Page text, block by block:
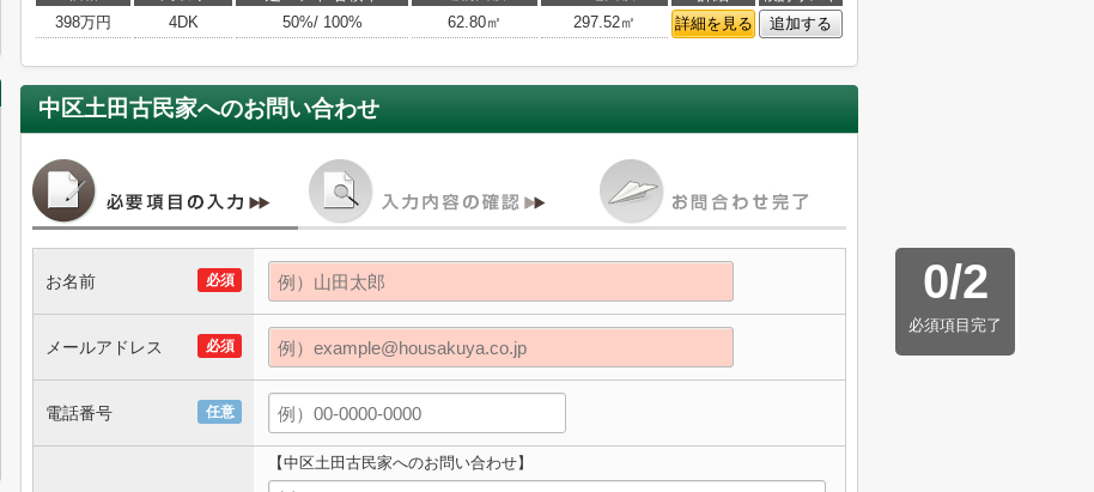
398万円
4DK 50%/ 100% 62.80㎡ 297.52㎡ 詳細を見る 追加する
中区土田古民家へのお問い合わせ
0/2
必須項目完了
必須
お名前
必須
メールアドレス
任意
電話番号
【中区土田古民家へのお問い合わせ】